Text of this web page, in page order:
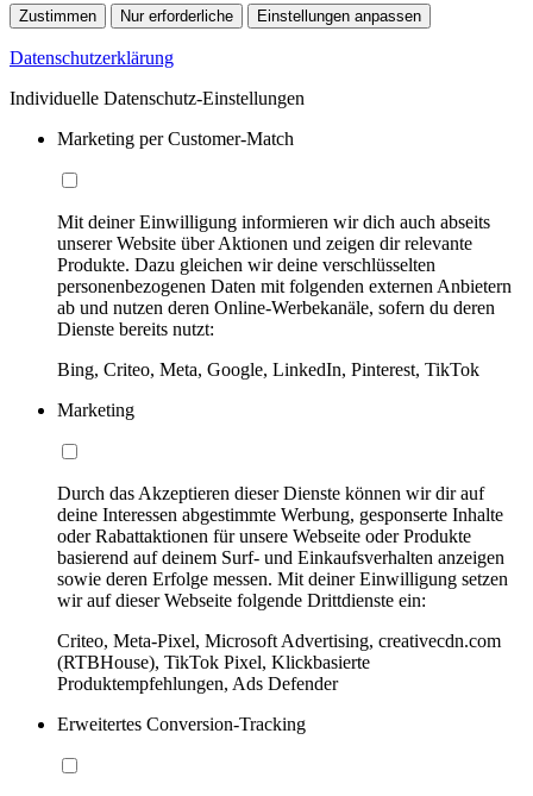
Zustimmen Nur erforderliche Einstellungen anpassen
Datenschutzerklärung
Individuelle Datenschutz-Einstellungen
Marketing per Customer-Match
Mit deiner Einwilligung informieren wir dich auch abseits
unserer Website über Aktionen und zeigen dir relevante
Produkte. Dazu gleichen wir deine verschlüsselten
personenbezogenen Daten mit folgenden externen Anbietern
ab und nutzen deren Online-Werbekanäle, sofern du deren
Dienste bereits nutzt:
Bing, Criteo, Meta, Google, LinkedIn, Pinterest, TikTok
Marketing
Durch das Akzeptieren dieser Dienste können wir dir auf
deine Interessen abgestimmte Werbung, gesponserte Inhalte
oder Rabattaktionen für unsere Webseite oder Produkte
basierend auf deinem Surf- und Einkaufsverhalten anzeigen
sowie deren Erfolge messen. Mit deiner Einwilligung setzen
wir auf dieser Webseite folgende Drittdienste ein:
Criteo, Meta-Pixel, Microsoft Advertising, creativecdn.com
(RTBHouse), TikTok Pixel, Klickbasierte
Produktempfehlungen, Ads Defender
Erweitertes Conversion-Tracking